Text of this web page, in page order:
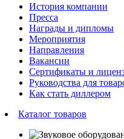
История компании
Пресса
Награды и дипломы
Мероприятия
Направления
Вакансии
Сертификаты и
Руководства для
Как стать диллером
Каталог товаров